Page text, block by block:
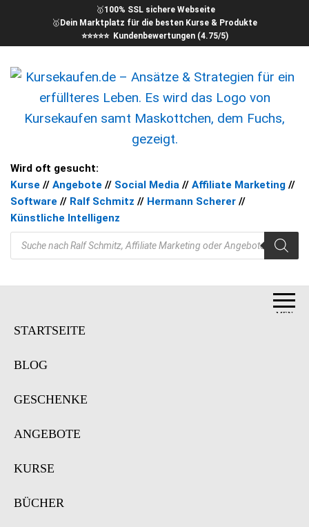
🥇100% SSL sichere Webseite
🥇 Dein Marktplatz für die besten Kurse & Produkte
⭐⭐⭐⭐⭐ Kundenbewertungen (4.75/5)
kursekaufen – Kurse für Dein
Ziel
erfüllteres Leben
Wird oft gesucht:
Kurse // Angebote // Social Media // Affiliate Marketing //
Software // Ralf Schmitz // Hermann Scherer //
Künstliche Intelligenz
Products search
MEN
STARTSEITE
BLOG
GESCHENKE
ANGEBOTE
KURSE
BÜCHER